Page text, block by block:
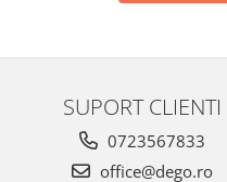
SUPORT CLIENTI
0723567833
office@dego.ro